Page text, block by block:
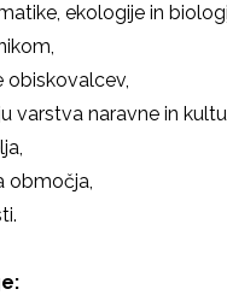
ekologije in
obiskovalcev,
varstva naravne in
območja,